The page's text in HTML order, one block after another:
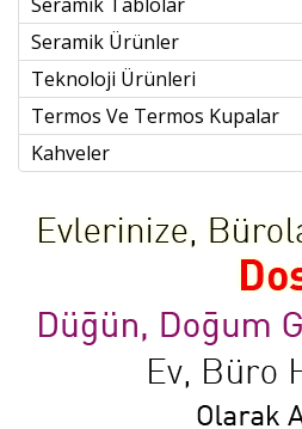
Seramik Ürünler
Teknoloji Ürünleri
Termos Ve Termos Kupalar
Kahveler